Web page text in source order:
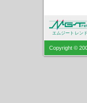
エムジートレンド
Copyright ©